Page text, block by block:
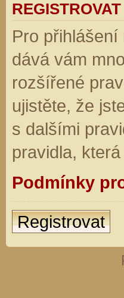
REGISTROVAT
Pro
dává vám
rozšířené
ujistěte, že
s dalšími
pravidla,
Podmínky
Registrovat